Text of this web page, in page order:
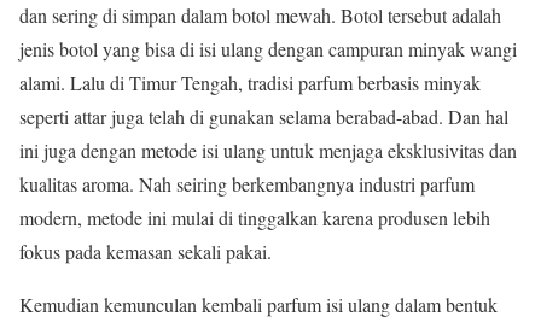
dan sering di simpan dalam botol mewah. Botol tersebut adalah
jenis botol yang bisa di isi ulang dengan campuran minyak wangi
alami. Lalu di Timur Tengah, tradisi parfum berbasis minyak
seperti attar juga telah di gunakan selama berabad-abad. Dan hal
ini juga dengan metode isi ulang untuk menjaga eksklusivitas dan
kualitas aroma. Nah seiring berkembangnya industri parfum
modern, metode ini mulai di tinggalkan karena produsen lebih
fokus pada kemasan sekali pakai.
Kemudian kemunculan kembali parfum isi ulang dalam bentuk